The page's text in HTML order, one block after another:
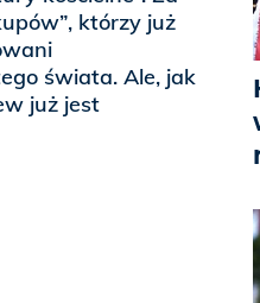
którzy już
świata. Ale, jak
już jest